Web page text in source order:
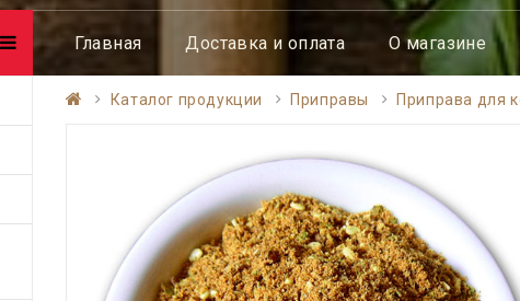
Главная Доставка и оплата О магазине
Каталог продукции Приправы Приправа для